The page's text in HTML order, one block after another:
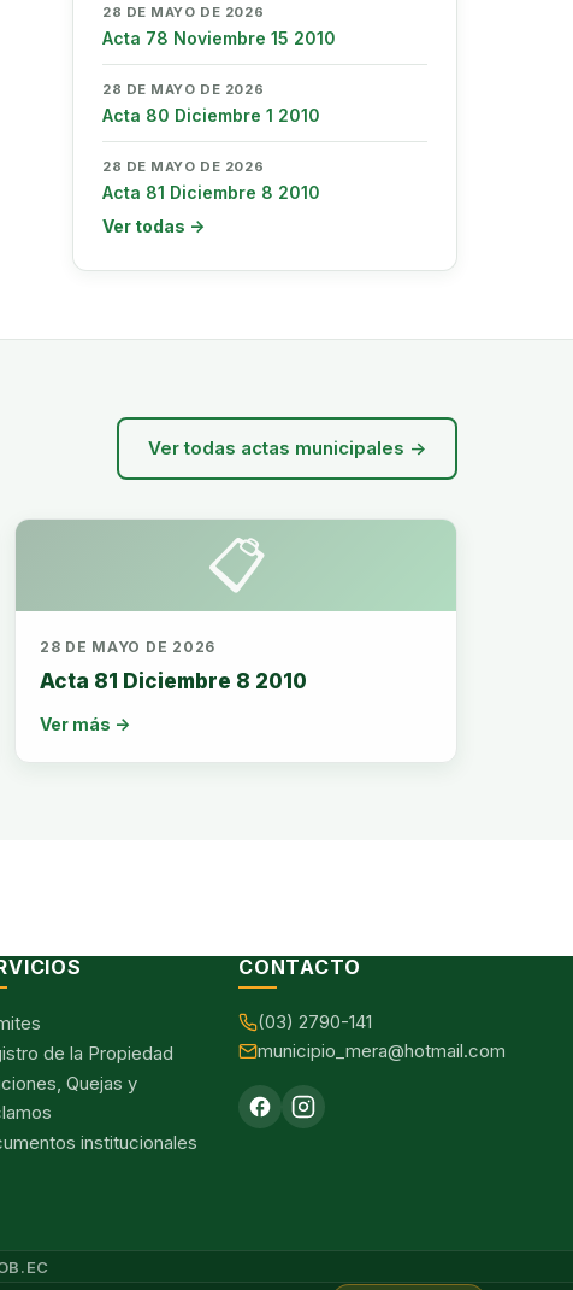
28 DE MAYO DE 2026
Acta 78 Noviembre 15 2010
28 DE MAYO DE 2026
Acta 80 Diciembre 1 2010
28 DE MAYO DE 2026
Acta 81 Diciembre 8 2010
Ver todas →
Ver todas actas municipales →
📋
28 DE MAYO DE 2026
Acta 81 Diciembre 8 2010
Ver más →
de la Propiedad
Quejas y
institucionales
CONTACTO
(03) 2790-141
municipio_mera@hotmail.com